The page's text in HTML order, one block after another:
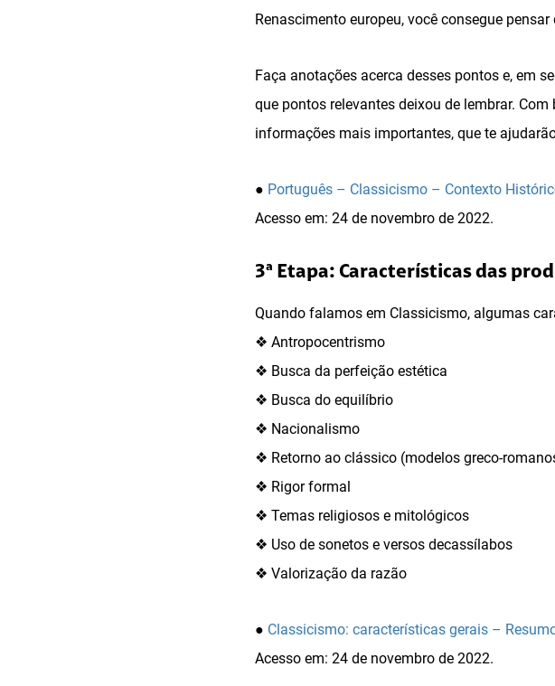
Renascimento europeu, você consegue
Faça anotações acerca desses pontos e, em
que pontos relevantes deixou de lembrar.
informações mais importantes, que te
● Português – Classicismo – Contexto
Acesso em: 24 de novembro de 2022.
3ª Etapa: Características das
Quando falamos em Classicismo, algumas
❖ Antropocentrismo
❖ Busca da perfeição estética
❖ Busca do equilíbrio
❖ Nacionalismo
❖ Retorno ao clássico (modelos greco-
❖ Rigor formal
❖ Temas religiosos e mitológicos
❖ Uso de sonetos e versos decassílabos
❖ Valorização da razão
● Classicismo: características gerais –
Acesso em: 24 de novembro de 2022.